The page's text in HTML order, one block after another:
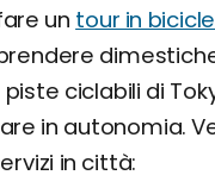
un tour in
ciclabili di
in autonomia.
in città: